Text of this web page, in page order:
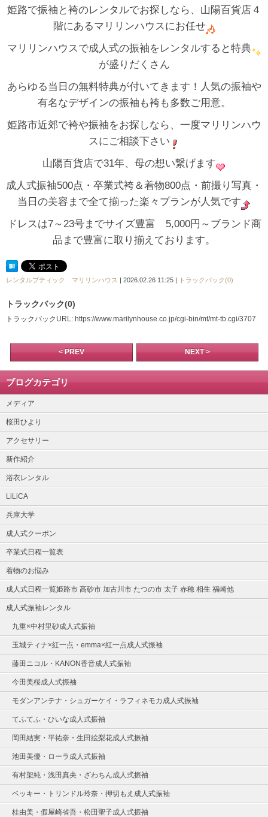
姫路で振袖と袴のレンタルでお探しなら、山陽百貨店４
階にあるマリリンハウスにお任せ
マリリンハウスで成人式の振袖をレンタルすると特典
が盛りだくさん
あらゆる当日の無料特典が付いてきます！人気の振袖や
有名なデザインの振袖も袴も多数ご用意。
姫路市近郊で袴や振袖をお探しなら、一度マリリンハウ
スにご相談下さい
山陽百貨店で31年、母の想い繋げます
成人式振袖500点・卒業式袴＆着物800点・前撮り写真・
当日の美容まで全て揃った楽々プランが人気です
ドレスは7～23号までサイズ豊富 5,000円～ブランド商
品まで豊富に取り揃えております。
レンタルブティック マリリンハウス | 2026.02.26 11:25 | トラックバック(0)
トラックバック(0)
トラックバックURL: https://www.marilynhouse.co.jp/cgi-bin/mt/mt-tb.cgi/3707
< PREV NEXT >
ブログカテゴリ
メディア
桜田ひより
アクセサリー
新作紹介
浴衣レンタル
LiLiCA
兵庫大学
成人式クーポン
卒業式日程一覧表
着物のお悩み
成人式日程一覧姫路市 高砂市 加古川市 たつの市 太子 赤穂 相生 福崎他
成人式振袖レンタル
九重×中村里砂成人式振袖
玉城ティナ×紅一点・emma×紅一点成人式振袖
藤田ニコル・KANON香音成人式振袖
今田美桜成人式振袖
モダンアンテナ・シュガーケイ・ラフィネモカ成人式振袖
てふてふ・ひいな成人式振袖
岡田結実・平祐奈・生田絵梨花成人式振袖
池田美優・ローラ成人式振袖
有村架純・浅田真央・ざわちん成人式振袖
ベッキー・トリンドル玲奈・押切もえ成人式振袖
桂由美・假屋崎省吾・松田聖子成人式振袖